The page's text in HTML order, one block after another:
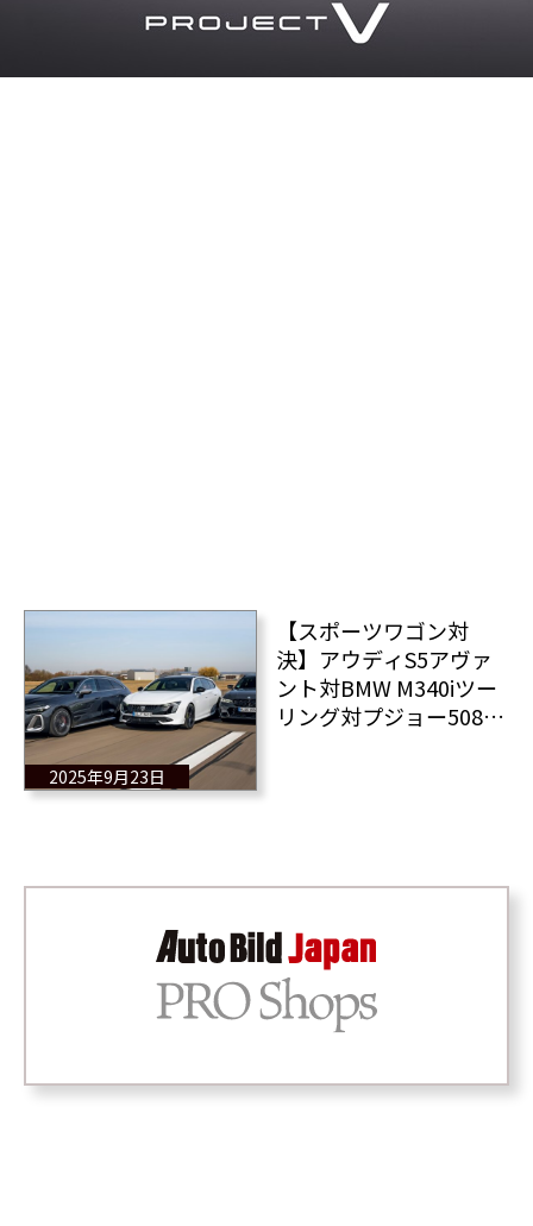
2025年9月23日
【スポーツワゴン対
決】アウディS5アヴァ
ント対BMW M340iツー
リング対プジョー508